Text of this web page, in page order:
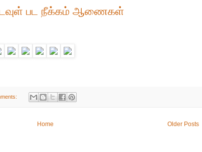
பட நீக்கம் ஆணைகள்
Older Posts
Home